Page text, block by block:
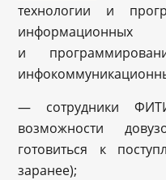
технологии и
и
— сотрудники
возможности
готовиться к
заранее);